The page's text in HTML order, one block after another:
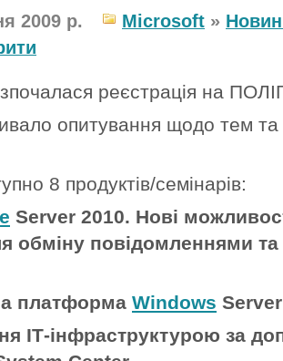
2009 р. Microsoft »
реєстрацiя на
опитування щодо тем та
8 продуктів/семінарів:
Server 2010. Нові
обміну повідомленнями та
платформа Windows
ІТ-інфраструктурою за